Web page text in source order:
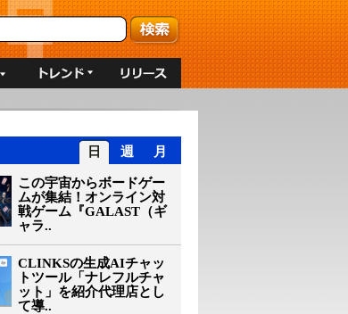
日 週 月
この宇宙からボードゲー
ムが集結！オンライン対
戦ゲーム『GALAST（ギ
ャラ..
CLINKSの生成AIチャッ
トツール「ナレフルチャ
ット」を紹介代理店とし
て導..